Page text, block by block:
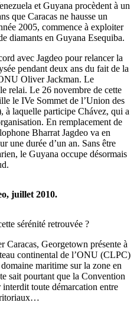
et Guyana procèdent à un
que Caracas ne hausse un
2005, commence à exploiter
diamants en Guyana Esequiba.
avec Jagdeo pour relancer la
pendant deux ans du fait de la
Oliver Jackman. Le
relai. Le 26 novembre de cette
le IVe Sommet de l’Union des
à laquelle participe Chávez, qui a
En remplacement de
Bharrat Jagdeo va en
une durée d’un an. Sans être
le Guyana occupe désormais
juillet 2010.
sérénité retrouvée ?
Caracas, Georgetown présente à
continental de l’ONU (CLPC)
maritime sur la zone en
sait pourtant que la Convention
toute démarcation entre